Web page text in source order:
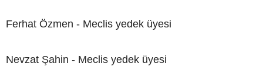
Ferhat Özmen - Meclis yedek üyesi
Nevzat Şahin - Meclis yedek üyesi